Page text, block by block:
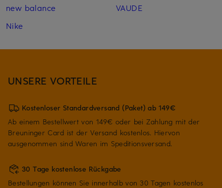
new balance
Nike
VAUDE
UNSERE VORTEILE
Kostenloser Standardversand (Paket) ab 149€
Ab einem Bestellwert von 149€ oder bei Zahlung mit der
Breuninger Card ist der Versand kostenlos. Hiervon
ausgenommen sind Waren im Speditionsversand.
30 Tage kostenlose Rückgabe
Bestellungen können Sie innerhalb von 30 Tagen kostenlos